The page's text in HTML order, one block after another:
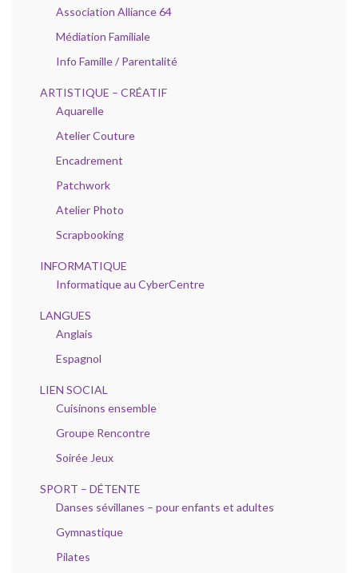
Association Alliance 64
Médiation Familiale
Info Famille / Parentalité
ARTISTIQUE – CRÉATIF
Aquarelle
Atelier Couture
Encadrement
Patchwork
Atelier Photo
Scrapbooking
INFORMATIQUE
Informatique au CyberCentre
LANGUES
Anglais
Espagnol
LIEN SOCIAL
Cuisinons ensemble
Groupe Rencontre
Soirée Jeux
SPORT – DÉTENTE
Danses sévillanes – pour enfants et adultes
Gymnastique
Pilates